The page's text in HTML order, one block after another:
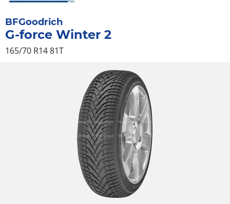
BFGoodrich
G-force Winter 2
165/70 R14 81T